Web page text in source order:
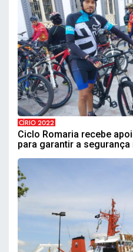
CÍRIO 2022
Ciclo Romaria recebe
para garantir a